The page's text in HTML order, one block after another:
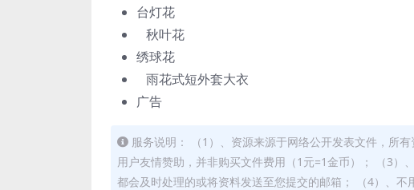
台灯花
秋叶花
绣球花
雨花式短外套大衣
广告
服务说明： （1）、资源来源于网络公开发表文件，所
用户友情赞助，并非购买文件费用（1元=1金币）； （3）
都会及时处理的或将资料发送至您提交的邮箱； （4）、